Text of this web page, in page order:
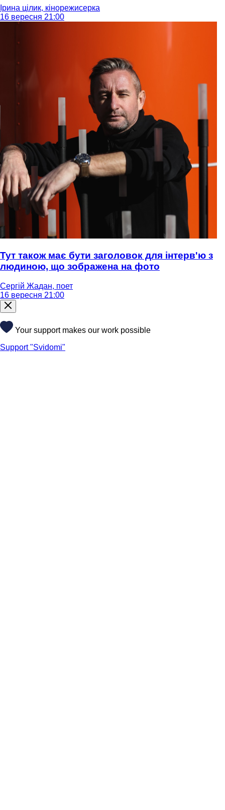
Ірина цілик, кінорежисерка
16 вересня 21:00
Тут також має бути заголовок для інтерв'ю з
людиною, що зображена на фото
Сергій Жадан, поет
16 вересня 21:00
Your support makes our work possible
Support "Svidomi"